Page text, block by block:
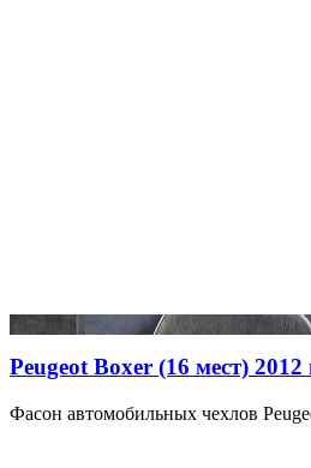
Peugeot Boxer (16 мест) 2012
Фасон автомобильных чехлов